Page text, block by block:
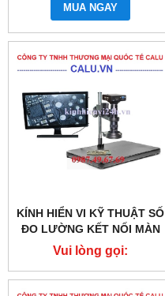
MUA NGAY
KÍNH HIỂN VI KỸ THUẬT SỐ
ĐO LƯỜNG KẾT NỐI MÀN
HÌNH
Vui lòng gọi:
0987.49.67.69